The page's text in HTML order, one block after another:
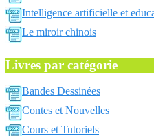
Intelligence artificielle et
Le miroir chinois
Livres par catégorie
Bandes Dessinées
Contes et Nouvelles
Cours et Tutoriels